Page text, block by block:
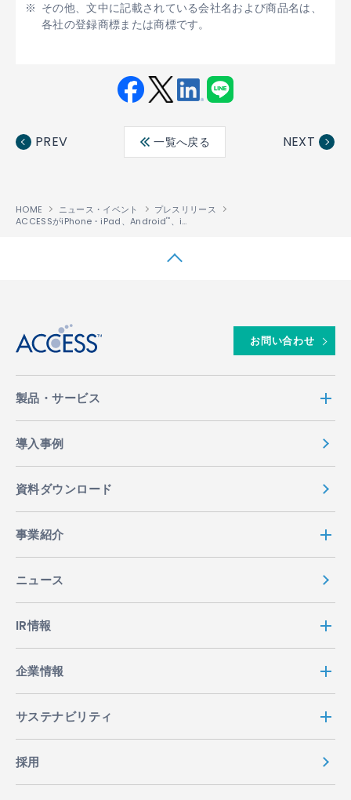
その他、文中に記載されている会社名および商品名は、
各社の登録商標または商標です。
ebo ter
edin
PREV 一覧へ戻る NEXT
HOME ニュース・イベント
プレスリリース
ACCESSがiPhone・iPad、Android™ 、i-mode
お問い合わせ
製品・サービス
導入事例
資料ダウンロード
事業紹介
ニュース
IR情報
企業情報
サステナビリティ
採用